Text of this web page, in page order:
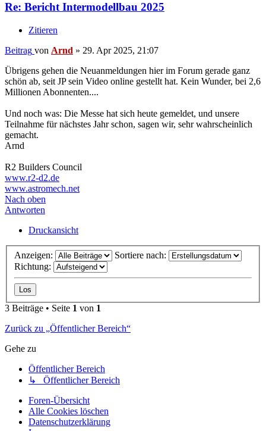
Re: Bericht Intermodellbau 2025
Zitieren
Beitrag von Arnd » 29. Apr 2025, 21:07
Übrigens gehen die Neuanmeldungen hier im Forum gerade ganz
schön ab, seit JP sein Video online gestellt hat. Kein Wunder, bei 2,6
Millionen Abonnenten....
Und noch was: Die Messe hat sich heute gemeldet, und unsere
Teilnahme für nächstes Jahr schon, sagen wir, sehr wahrscheinlich
gemacht.
Arnd
R2 Builders Council
www.r2-d2.de
www.astromech.net
Nach oben
Antworten
Druckansicht
Anzeigen:
Sortiere nach:
Richtung:
3 Beiträge • Seite 1 von 1
Zurück zu „Öffentlicher Bereich“
Gehe zu
Öffentlicher Bereich
↳ Öffentlicher Bereich
Foren-Übersicht
Alle Cookies löschen
Datenschutzerklärung